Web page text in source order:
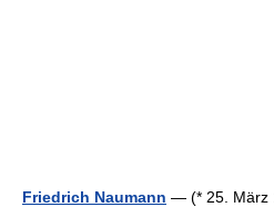
Friedrich Naumann — (* 25. März